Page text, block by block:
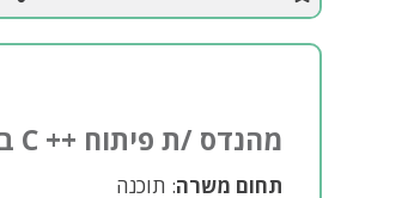
מהנדס /ת פיתוח ++ C בכיר /ה לחברת הייטק באזור המרכז - שרון
תחום משרה: תוכנה